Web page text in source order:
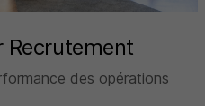
Recrutement
des opérations